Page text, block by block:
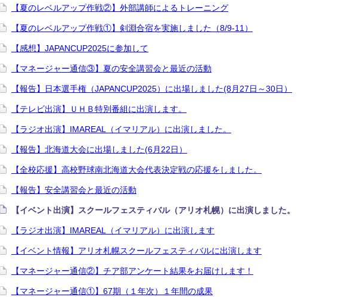
【夏のレベルアップ作戦②】外部講師によるトレーニング
【夏のレベルアップ作戦①】剣淵合宿を実施しました（8/9-11）
【感想】JAPANCUP2025に参加して
【マネージャー通信③】夏の安全講習会と最近の活動
【報告】日本選手権（JAPANCUP2025）に出場しました(8月27日～30日）
【テレビ出演】ＵＨＢ特別番組に出演します。
【ラジオ出演】IMAREAL（イマリアル）に出演しました。
【報告】北海道大会に出場しました(6月22日）
【全校応援】高校野球南北海道大会代表決定戦の応援をしました。
【報告】安全講習会と最近の活動
【イベント出演】スクールフェスティバル（アリオ札幌）に出演しました。
【ラジオ出演】IMAREAL（イマリアル）に出演します
【イベント情報】アリオ札幌スクールフェスティバルに出演します
【マネージャー通信②】チア部アンケート結果をお届けします！
【マネージャー通信①】67期（１年次）１年間の成果